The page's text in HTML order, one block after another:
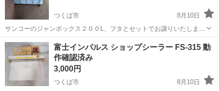
つくば市
8月10日
サンコーのジャンボックス２００L、フタとセットでお譲りいたしま
す。 容器の劣化もほとんどなく、比較的きれいだと思います。 水抜き
の栓などはついていません。 お渡しはご相談の上、土日祝日のつくば
市内を予定しております。
茨城 つくば市 その他
富士インパルス ショップシーラー FS-315 動
作確認済み
3,000円
つくば市
8月10日